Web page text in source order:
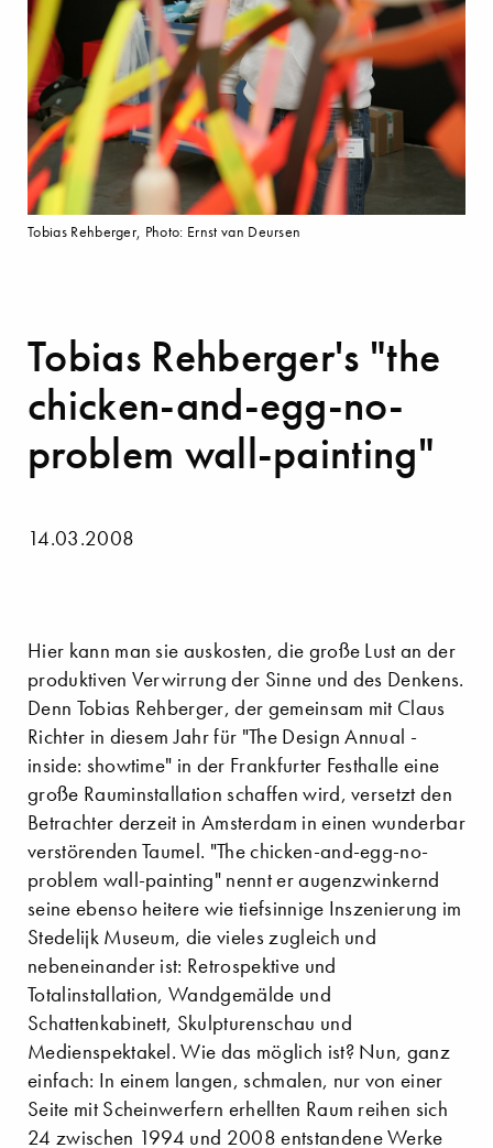
Tobias Rehberger's "the
chicken-and-egg-no-
problem wall-painting"
14.03.2008
Hier kann man sie auskosten, die große Lust an der
produktiven Verwirrung der Sinne und des Denkens.
Denn Tobias Rehberger, der gemeinsam mit Claus
Richter in diesem Jahr für "The Design Annual -
inside: showtime" in der Frankfurter Festhalle eine
große Rauminstallation schaffen wird, versetzt den
Betrachter derzeit in Amsterdam in einen wunderbar
verstörenden Taumel. "The chicken-and-egg-no-
problem wall-painting" nennt er augenzwinkernd
seine ebenso heitere wie tiefsinnige Inszenierung im
Stedelijk Museum, die vieles zugleich und
nebeneinander ist: Retrospektive und
Totalinstallation, Wandgemälde und
Schattenkabinett, Skulpturenschau und
Medienspektakel. Wie das möglich ist? Nun, ganz
einfach: In einem langen, schmalen, nur von einer
Seite mit Scheinwerfern erhellten Raum reihen sich
24 zwischen 1994 und 2008 entstandene Werke
Tobias Rehberger, Photo: Ernst van Deursen